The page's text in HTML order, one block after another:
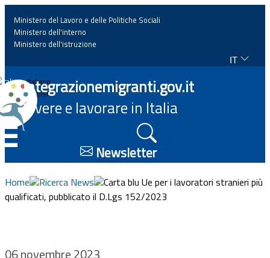
Home
News
Approfondimenti
Eventi
Progetti
Ministero del Lavoro e delle Politiche Sociali
Ministero dell'interno
Ministero dell'istruzione
IT
Italiano
English
Integrazionemigranti.gov.it
Vivere e lavorare in Italia
Newsletter
Home Ricerca News
Carta blu Ue per i lavoratori stranieri più
qualificati, pubblicato il D.Lgs 152/2023
06 novembre 2023